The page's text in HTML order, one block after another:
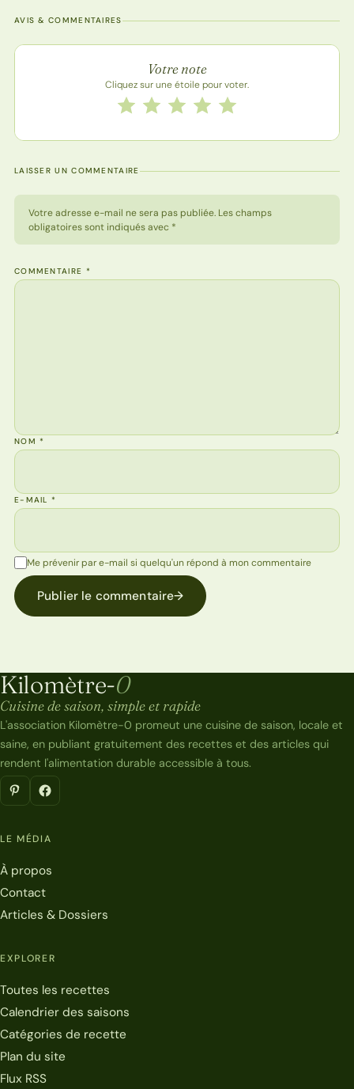
AVIS & COMMENTAIRES
Note de la recette
Votre note
Cliquez sur une étoile pour voter.
Notez cette recette de 1 à 5 étoiles
5 étoiles
4 étoiles
3 étoiles
2 étoiles
1 étoile
LAISSER UN COMMENTAIRE
Votre adresse e-mail ne sera pas publiée. Les champs
obligatoires sont indiqués avec *
COMMENTAIRE *
NOM*
E-MAIL*
Me prévenir par e-mail si quelqu'un répond à mon commentaire
Publier le commentaire→
Kilomètre-0
Kilomètre-0
Cuisine de saison, simple et rapide
L'association Kilomètre-0 promeut une cuisine de saison, locale et
saine, en publiant gratuitement des recettes et des articles qui
rendent l'alimentation durable accessible à tous.
LE MÉDIA
À propos
Contact
Articles & Dossiers
EXPLORER
Toutes les recettes
Calendrier des saisons
Catégories de recette
Plan du site
Flux RSS